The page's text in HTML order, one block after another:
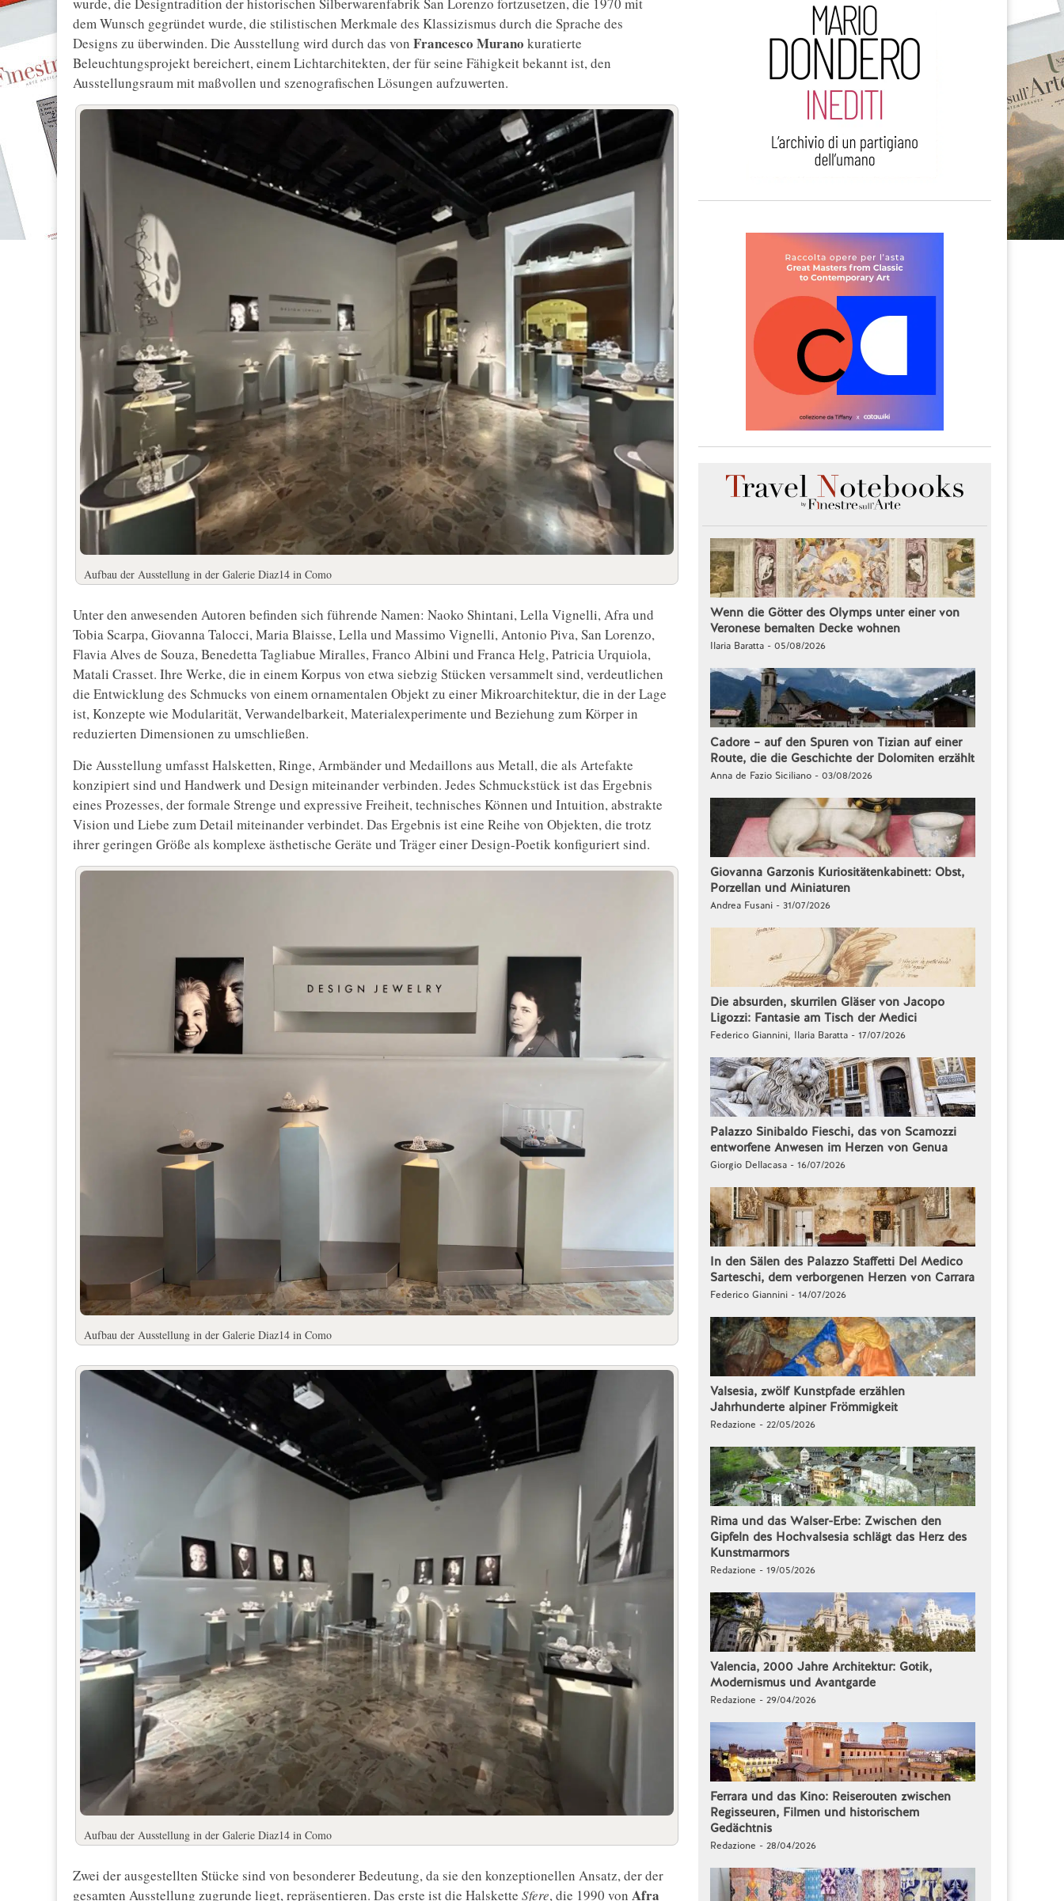
wurde, die Designtradition der historischen Silberwarenfabrik San Lorenzo fortzusetzen, die 1970 mit
dem Wunsch gegründet wurde, die stilistischen Merkmale des Klassizismus durch die Sprache des
Designs zu überwinden. Die Ausstellung wird durch das von Francesco Murano kuratierte
Beleuchtungsprojekt bereichert, einem Lichtarchitekten, der für seine Fähigkeit bekannt ist, den
Ausstellungsraum mit maßvollen und szenografischen Lösungen aufzuwerten.
Aufbau der Ausstellung in der Galerie Diaz14 in Como
Unter den anwesenden Autoren befinden sich führende Namen: Naoko Shintani, Lella Vignelli, Afra und
Tobia Scarpa, Giovanna Talocci, Maria Blaisse, Lella und Massimo Vignelli, Antonio Piva, San Lorenzo,
Flavia Alves de Souza, Benedetta Tagliabue Miralles, Franco Albini und Franca Helg, Patricia Urquiola,
Matali Crasset. Ihre Werke, die in einem Korpus von etwa siebzig Stücken versammelt sind, verdeutlichen
die Entwicklung des Schmucks von einem ornamentalen Objekt zu einer Mikroarchitektur, die in der Lage
ist, Konzepte wie Modularität, Verwandelbarkeit, Materialexperimente und Beziehung zum Körper in
reduzierten Dimensionen zu umschließen.
Die Ausstellung umfasst Halsketten, Ringe, Armbänder und Medaillons aus Metall, die als Artefakte
konzipiert sind und Handwerk und Design miteinander verbinden. Jedes Schmuckstück ist das Ergebnis
eines Prozesses, der formale Strenge und expressive Freiheit, technisches Können und Intuition, abstrakte
Vision und Liebe zum Detail miteinander verbindet. Das Ergebnis ist eine Reihe von Objekten, die trotz
ihrer geringen Größe als komplexe ästhetische Geräte und Träger einer Design-Poetik konfiguriert sind.
Aufbau der Ausstellung in der Galerie Diaz14 in Como
Aufbau der Ausstellung in der Galerie Diaz14 in Como
Zwei der ausgestellten Stücke sind von besonderer Bedeutung, da sie den konzeptionellen Ansatz, der der
gesamten Ausstellung zugrunde liegt, repräsentieren. Das erste ist die Halskette Sfere, die 1990 von Afra
Wenn die Götter des Olymps unter einer von
Veronese bemalten Decke wohnen
Ilaria Baratta - 05/08/2026
Cadore – auf den Spuren von Tizian auf einer
Route, die die Geschichte der Dolomiten erzählt
Anna de Fazio Siciliano - 03/08/2026
Giovanna Garzonis Kuriositätenkabinett: Obst,
Porzellan und Miniaturen
Andrea Fusani - 31/07/2026
Die absurden, skurrilen Gläser von Jacopo
Ligozzi: Fantasie am Tisch der Medici
Federico Giannini, Ilaria Baratta - 17/07/2026
Palazzo Sinibaldo Fieschi, das von Scamozzi
entworfene Anwesen im Herzen von Genua
Giorgio Dellacasa - 16/07/2026
In den Sälen des Palazzo Staffetti Del Medico
Sarteschi, dem verborgenen Herzen von Carrara
Federico Giannini - 14/07/2026
Valsesia, zwölf Kunstpfade erzählen
Jahrhunderte alpiner Frömmigkeit
Redazione - 22/05/2026
Rima und das Walser-Erbe: Zwischen den
Gipfeln des Hochvalsesia schlägt das Herz des
Kunstmarmors
Redazione - 19/05/2026
Valencia, 2000 Jahre Architektur: Gotik,
Modernismus und Avantgarde
Redazione - 29/04/2026
Ferrara und das Kino: Reiserouten zwischen
Regisseuren, Filmen und historischem
Gedächtnis
Redazione - 28/04/2026